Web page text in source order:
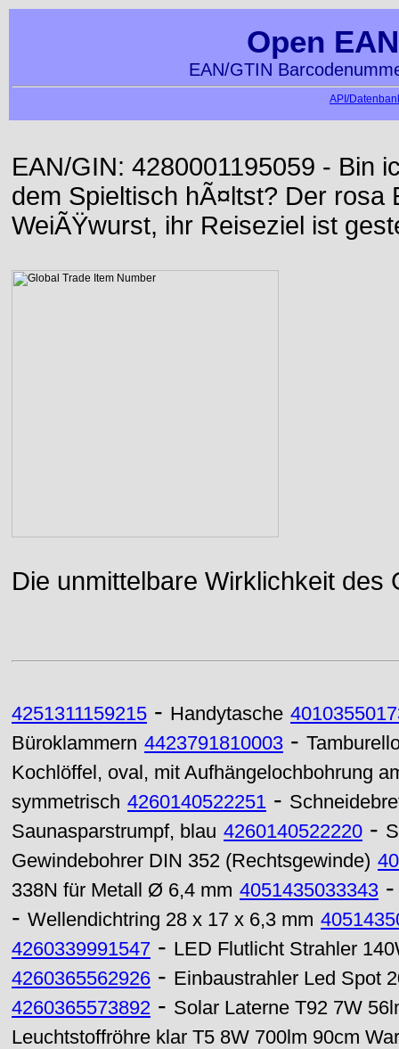
Open
EAN/GTIN
API/
EAN/GIN: 4280001195059 - Bin
dem Spieltisch hÃ¤ltst? Der rosa
WeiÃŸwurst, ihr Reiseziel ist
Die unmittelbare Wirklichkeit des
4251311159215 - Handytasche
Büroklammern 4423791810003 -
Kochlöffel, oval, mit Aufhängelochbohrung
symmetrisch 4260140522251 -
Saunasparstrumpf, blau 4260140522220 -
Gewindebohrer DIN 352 (Rechtsgewinde)
338N für Metall Ø 6,4 mm 4051435033343
- Wellendichtring 28 x 17 x 6,3 mm
4260339991547 - LED Flutlicht Strahler
4260365562926 - Einbaustrahler Led Spot
4260365573892 - Solar Laterne T92 7W
Leuchtstoffröhre klar T5 8W 700lm 90cm